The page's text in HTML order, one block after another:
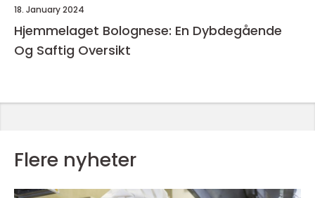
18. January 2024
Hjemmelaget Bolognese: En Dybdegående
Og Saftig Oversikt
Flere nyheter